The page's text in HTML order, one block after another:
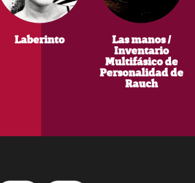
Laberinto
Las manos /
Inventario
Multifásico de
Personalidad de
Rauch